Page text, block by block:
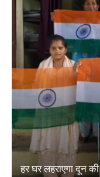
हर घर लहराएगा दून